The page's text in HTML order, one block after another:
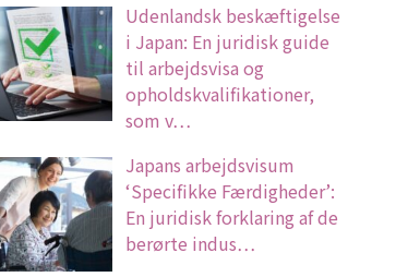
Udenlandsk beskæftigelse
i Japan: En juridisk guide
til arbejdsvisa og
opholdskvalifikationer,
som v…
Japans arbejdsvisum
‘Specifikke Færdigheder’:
En juridisk forklaring af de
berørte indus…